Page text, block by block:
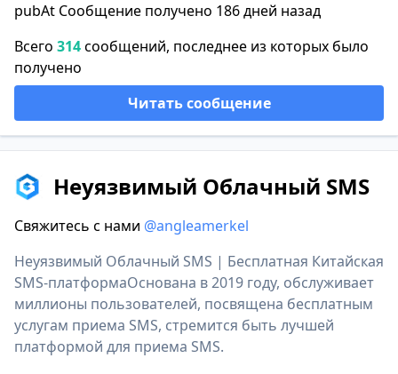
pubAt Сообщение получено 186 дней назад
Всего 314сообщений, последнее из которых было
получено
Читать сообщение
Неуязвимый Облачный SMS
Свяжитесь с нами @angleamerkel
Неуязвимый Облачный SMS | Бесплатная Китайская
SMS-платформаОснована в 2019 году, обслуживает
миллионы пользователей, посвящена бесплатным
услугам приема SMS, стремится быть лучшей
платформой для приема SMS.